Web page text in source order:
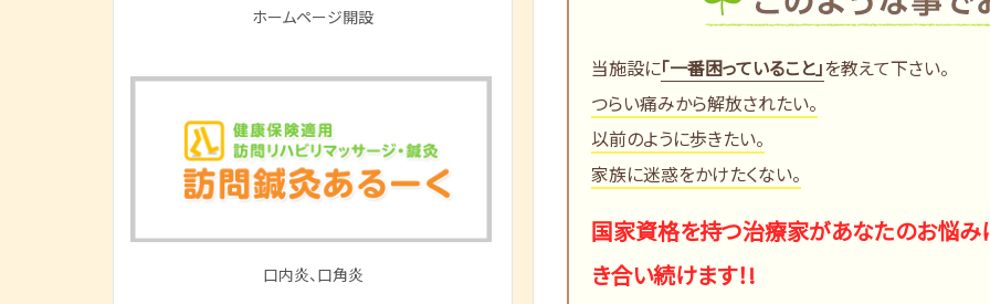
当施設に「一番困っていること」を教えて下さい。
つらい痛みから解放されたい。
以前のように歩きたい。
家族に迷惑をかけたくない。
国家資格を持つ治療家があなたのお悩み
き合い続けます！!
ホームページ開設
口内炎、口角炎